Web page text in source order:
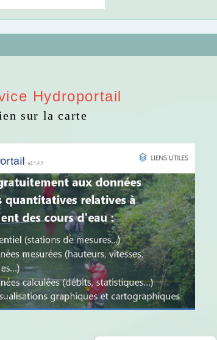
Hydroportail
sur la carte